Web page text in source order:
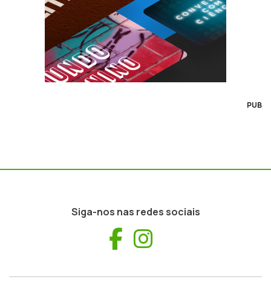
PUB
Siga-nos nas redes sociais
Facebook